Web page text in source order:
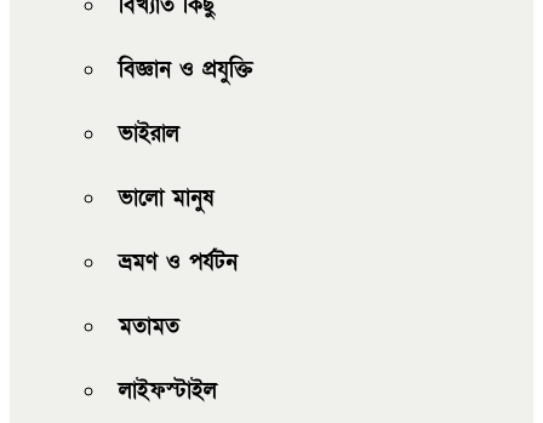
বিজ্ঞান ও প্রযুক্তি
ভাইরাল
ভালো মানুষ
ভ্রমণ ও পর্যটন
মতামত
লাইফস্টাইল